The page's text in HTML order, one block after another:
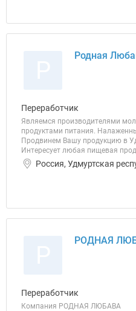
Родная
Переработчик
Являемся производителями
продуктами питания.
Продвинем Вашу продукцию в
Интересует любая пищевая
Россия, Удмуртская
РОДНАЯ
Переработчик
Компания РОДНАЯ ЛЮБАВА